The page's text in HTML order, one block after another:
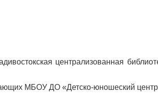
централизованная
МБОУ ДО «Детско-юношеский центр